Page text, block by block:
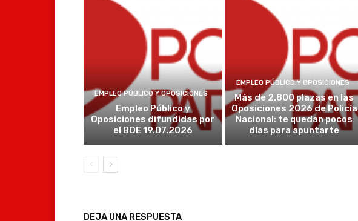
EMPLEO PÚBLICO Y OPOSICIONES
Empleo Público y
Oposiciones difundidas por
el BOE 19.07.2026
EMPLEO PÚBLICO Y OPOSICIONES
Más de 2.800 plazas en las
Oposiciones 2026 de Policía
Nacional: te quedan pocos
días para apuntarte
DEJA UNA RESPUESTA